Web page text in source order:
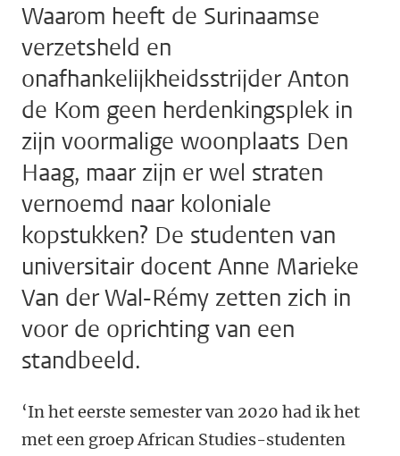
Waarom heeft de Surinaamse
verzetsheld en
onafhankelijkheidsstrijder Anton
de Kom geen herdenkingsplek in
zijn voormalige woonplaats Den
Haag, maar zijn er wel straten
vernoemd naar koloniale
kopstukken? De studenten van
universitair docent Anne Marieke
Van der Wal-Rémy zetten zich in
voor de oprichting van een
standbeeld.
‘In het eerste semester van 2020 had ik het
met een groep African Studies-studenten